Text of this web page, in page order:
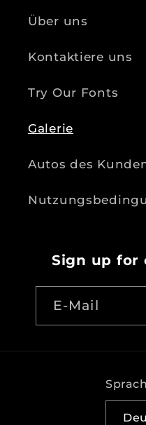
Über uns
Kontaktiere uns
Try Our Fonts
Galerie
Autos des
Sign up for
E-Mail